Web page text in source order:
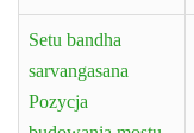
Setu bandha
sarvangasana
Pozycja